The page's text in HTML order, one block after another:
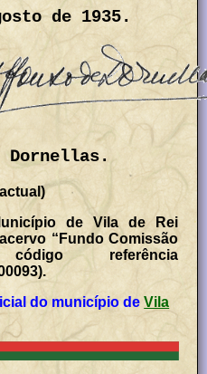
de 1935.
Dornellas.
de Vila de Rei
“Fundo Comissão
referência
do município deVila